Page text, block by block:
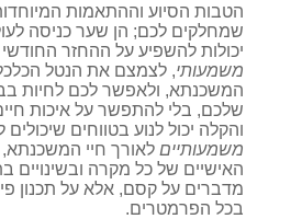
הטבות הסיוע וההתאמות
שמחלקים לכם; הן שער כניסה
יכולות להשפיע על ההחזר
משמעותי, לצמצם את הנטל
המשכנתא, ולאפשר לכם לחיות
שלכם, בלי להתפשר על איכות
והקלה יכול לנוע בטווחים שיכולים
משמעותיים לאורך חיי המשכנתא,
האישיים של כל מקרה ובשינויים
מדברים על קסם, אלא על תכנון
בכל הפרמטרים.